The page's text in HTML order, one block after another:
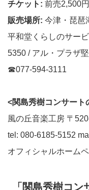
チケット: 前売2,500
販売場所: 今津・琵琶
平和堂くらしのサー
5350 / アル・プラザ
☎077-594-3111
<関島秀樹コンサート
風の丘音楽工房 〒
tel: 080-6185-5152
オフィシャルホーム
「関島秀樹コ